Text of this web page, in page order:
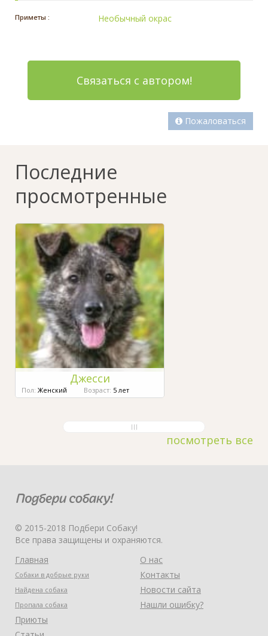
Приметы : Необычный окрас
Связаться с автором!
Пожаловаться
Последние
просмотренные
Джесси
Пол: Женский Возраст: 5 лет
посмотреть все
© 2015-2018 Подбери Собаку!
Все права защищены и охраняются.
Главная
Собаки в добрые руки
Найдена собака
Пропала собака
Приюты
О нас
Контакты
Новости сайта
Нашли ошибку?